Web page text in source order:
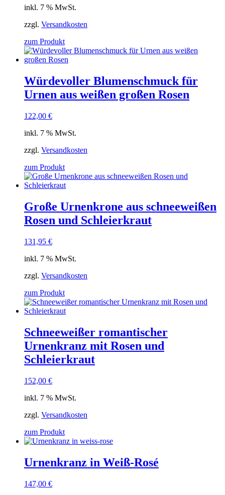
inkl. 7 % MwSt.
zzgl. Versandkosten
zum Produkt
Würdevoller Blumenschmuck für
Urnen aus weißen großen Rosen
122,00 €
inkl. 7 % MwSt.
zzgl. Versandkosten
zum Produkt
Große Urnenkrone aus schneeweißen
Rosen und Schleierkraut
131,95 €
inkl. 7 % MwSt.
zzgl. Versandkosten
zum Produkt
Schneeweißer romantischer
Urnenkranz mit Rosen und
Schleierkraut
152,00 €
inkl. 7 % MwSt.
zzgl. Versandkosten
zum Produkt
Urnenkranz in Weiß-Rosé
147,00 €